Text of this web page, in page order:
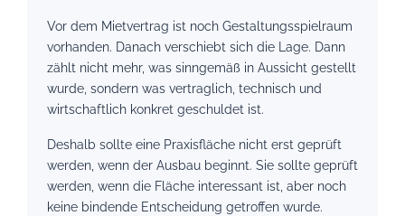
Vor dem Mietvertrag ist noch Gestaltungsspielraum
vorhanden. Danach verschiebt sich die Lage. Dann
zählt nicht mehr, was sinngemäß in Aussicht gestellt
wurde, sondern was vertraglich, technisch und
wirtschaftlich konkret geschuldet ist.
Deshalb sollte eine Praxisfläche nicht erst geprüft
werden, wenn der Ausbau beginnt. Sie sollte geprüft
werden, wenn die Fläche interessant ist, aber noch
keine bindende Entscheidung getroffen wurde.